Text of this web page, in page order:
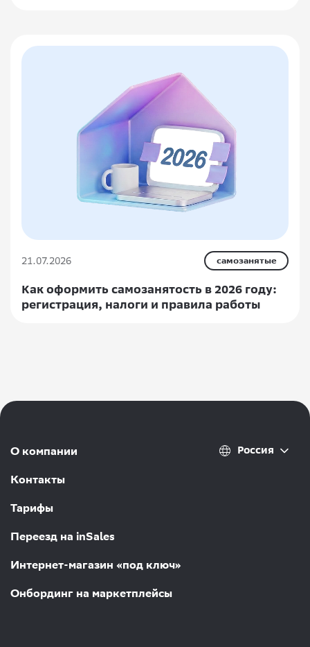
21.07.2026 самозанятые
Как оформить самозанятость в 2026 году:
регистрация, налоги и правила работы
О компании
Контакты
Тарифы
Переезд на inSales
Интернет-магазин «под ключ»
Онбординг на маркетплейсы
Россия